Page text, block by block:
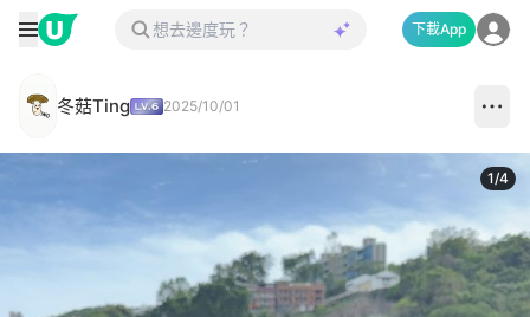
下載App
冬菇Ting 2025/10/01
1/4